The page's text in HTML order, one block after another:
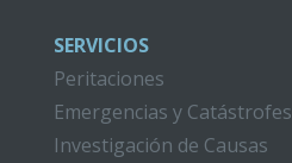
SERVICIOS
Peritaciones
Emergencias y Catástrofes
Investigación de Causas